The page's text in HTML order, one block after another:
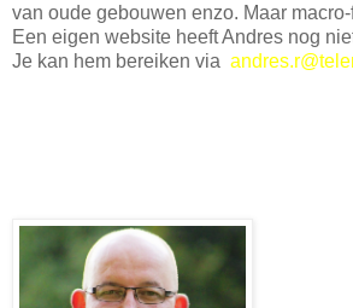
van oude gebouwen enzo. Maar
Een eigen website heeft Andres nog
Je kan hem bereiken via